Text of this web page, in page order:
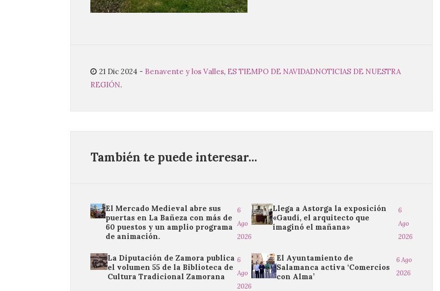
21 Dic 2024 - Benavente y los Valles, ES TIEMPO DE NAVIDADNOTICIAS DE NUESTRA
REGIÓN.
También te puede interesar...
El Mercado Medieval abre sus
puertas en La Bañeza con más de
60 puestos y un amplio programa
de animación.
6
Ago
2026
Llega a Astorga la exposición
«Gaudí, el arquitecto que
imaginó el mañana»
6
Ago
2026
La Diputación de Zamora publica
el volumen 55 de la Biblioteca de
Cultura Tradicional Zamorana
6
Ago
2026
El Ayuntamiento de
Salamanca activa ‘Comercios
con Alma’
6 Ago
2026